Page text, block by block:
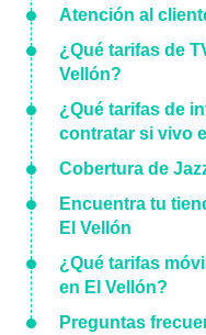
Atención al
¿Qué tarifas de
Vellón?
¿Qué tarifas de
contratar si vivo
Cobertura de
Encuentra tu
El Vellón
¿Qué tarifas
en El Vellón?
Preguntas